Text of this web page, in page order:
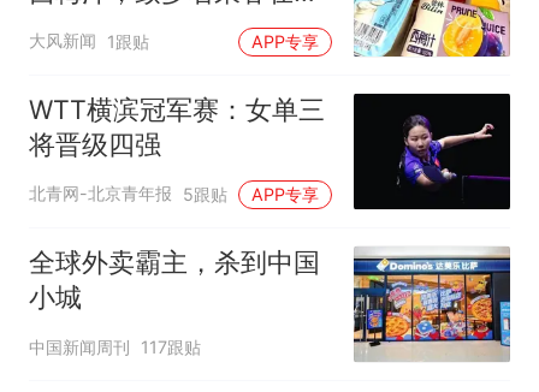
行途中排队上厕所！乘
客：机上100多人只有2个
厕所；客服回应：并非每
架飞机都会发放西梅汁
大风新闻 1跟贴 APP专享
WTT横滨冠军赛：女单三
将晋级四强
北青网-北京青年报 5跟贴 APP专享
全球外卖霸主，杀到中国
小城
中国新闻周刊 117跟贴